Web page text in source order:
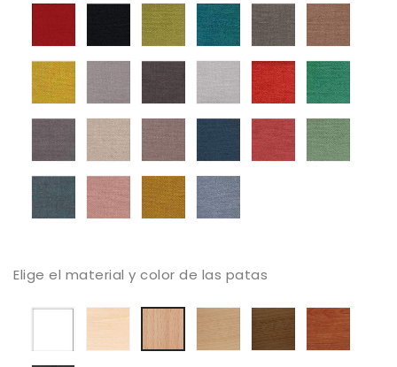
56
Tapizado
Mystic
59
Tapizado
Mystic
61
Tapizado
Mystic
68
Tapizado
Mystic
69
Mystic
104
Tapizado
Mystic
105
Mystic
112
Tapizado
Mystic
131
Tapizado
Mystic
136
Tapizado
Mystic
161
Mystic
187
Tapizado
Mystic
213
Tapizado
Mystic
250
Tapizado
252
Tapizado
Mystic
311
Tapizado
Mystic
373
Mystic
387
Tapizado
Mystic
395
Tapizado
Mystic
503
Tapizado
Mystic
514
Tapizado
Mystic
602
Elige el material y color de las patas
Lacado
blanqueadabarnizado
natural
Haya
tostada
Haya
Canaletto
Color